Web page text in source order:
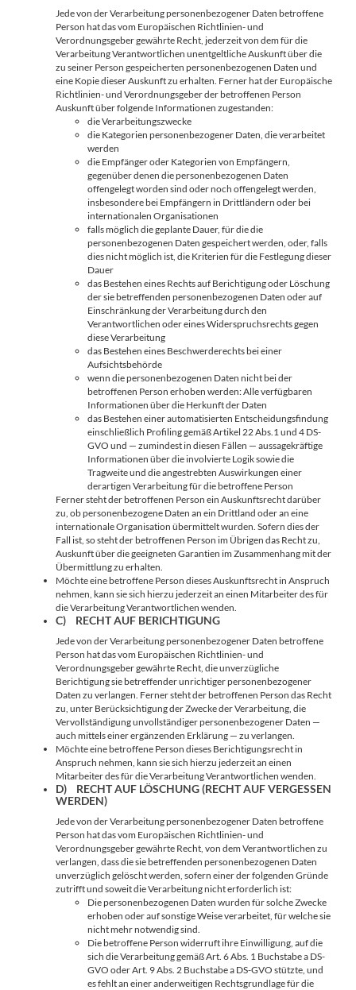
Jede von der Verarbeitung personenbezogener Daten betroffene
Person hat das vom Europäischen Richtlinien- und
Verordnungsgeber gewährte Recht, jederzeit von dem für die
Verarbeitung Verantwortlichen unentgeltliche Auskunft über die
zu seiner Person gespeicherten personenbezogenen Daten und
eine Kopie dieser Auskunft zu erhalten. Ferner hat der Europäische
Richtlinien- und Verordnungsgeber der betroffenen Person
Auskunft über folgende Informationen zugestanden:
die Verarbeitungszwecke
die Kategorien personenbezogener Daten, die verarbeitet
werden
die Empfänger oder Kategorien von Empfängern,
gegenüber denen die personenbezogenen Daten
offengelegt worden sind oder noch offengelegt werden,
insbesondere bei Empfängern in Drittländern oder bei
internationalen Organisationen
falls möglich die geplante Dauer, für die die
personenbezogenen Daten gespeichert werden, oder, falls
dies nicht möglich ist, die Kriterien für die Festlegung dieser
Dauer
das Bestehen eines Rechts auf Berichtigung oder Löschung
der sie betreffenden personenbezogenen Daten oder auf
Einschränkung der Verarbeitung durch den
Verantwortlichen oder eines Widerspruchsrechts gegen
diese Verarbeitung
das Bestehen eines Beschwerderechts bei einer
Aufsichtsbehörde
wenn die personenbezogenen Daten nicht bei der
betroffenen Person erhoben werden: Alle verfügbaren
Informationen über die Herkunft der Daten
das Bestehen einer automatisierten Entscheidungsfindung
einschließlich Profiling gemäß Artikel 22 Abs.1 und 4 DS-
GVO und — zumindest in diesen Fällen — aussagekräftige
Informationen über die involvierte Logik sowie die
Tragweite und die angestrebten Auswirkungen einer
derartigen Verarbeitung für die betroffene Person
Ferner steht der betroffenen Person ein Auskunftsrecht darüber
zu, ob personenbezogene Daten an ein Drittland oder an eine
internationale Organisation übermittelt wurden. Sofern dies der
Fall ist, so steht der betroffenen Person im Übrigen das Recht zu,
Auskunft über die geeigneten Garantien im Zusammenhang mit der
Übermittlung zu erhalten.
Möchte eine betroffene Person dieses Auskunftsrecht in Anspruch
nehmen, kann sie sich hierzu jederzeit an einen Mitarbeiter des für
die Verarbeitung Verantwortlichen wenden.
C) RECHT AUF BERICHTIGUNG
Jede von der Verarbeitung personenbezogener Daten betroffene
Person hat das vom Europäischen Richtlinien- und
Verordnungsgeber gewährte Recht, die unverzügliche
Berichtigung sie betreffender unrichtiger personenbezogener
Daten zu verlangen. Ferner steht der betroffenen Person das Recht
zu, unter Berücksichtigung der Zwecke der Verarbeitung, die
Vervollständigung unvollständiger personenbezogener Daten —
auch mittels einer ergänzenden Erklärung — zu verlangen.
Möchte eine betroffene Person dieses Berichtigungsrecht in
Anspruch nehmen, kann sie sich hierzu jederzeit an einen
Mitarbeiter des für die Verarbeitung Verantwortlichen wenden.
D) RECHT AUF LÖSCHUNG (RECHT AUF VERGESSEN
WERDEN)
Jede von der Verarbeitung personenbezogener Daten betroffene
Person hat das vom Europäischen Richtlinien- und
Verordnungsgeber gewährte Recht, von dem Verantwortlichen zu
verlangen, dass die sie betreffenden personenbezogenen Daten
unverzüglich gelöscht werden, sofern einer der folgenden Gründe
zutrifft und soweit die Verarbeitung nicht erforderlich ist:
Die personenbezogenen Daten wurden für solche Zwecke
erhoben oder auf sonstige Weise verarbeitet, für welche sie
nicht mehr notwendig sind.
Die betroffene Person widerruft ihre Einwilligung, auf die
sich die Verarbeitung gemäß Art. 6 Abs. 1 Buchstabe a DS-
GVO oder Art. 9 Abs. 2 Buchstabe a DS-GVO stützte, und
es fehlt an einer anderweitigen Rechtsgrundlage für die